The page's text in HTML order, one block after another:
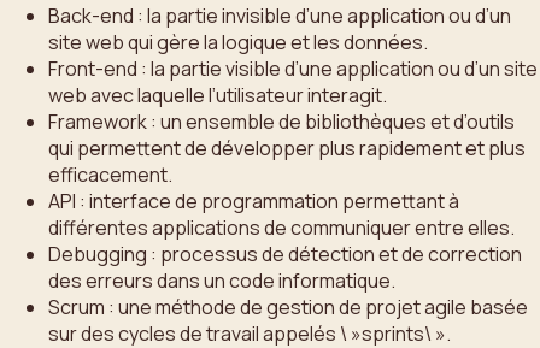
Back-end : la partie invisible d’une application ou d’un
site web qui gère la logique et les données.
Front-end : la partie visible d’une application ou d’un site
web avec laquelle l’utilisateur interagit.
Framework : un ensemble de bibliothèques et d’outils
qui permettent de développer plus rapidement et plus
efficacement.
API : interface de programmation permettant à
différentes applications de communiquer entre elles.
Debugging : processus de détection et de correction
des erreurs dans un code informatique.
Scrum : une méthode de gestion de projet agile basée
sur des cycles de travail appelés \ »sprints\ ».